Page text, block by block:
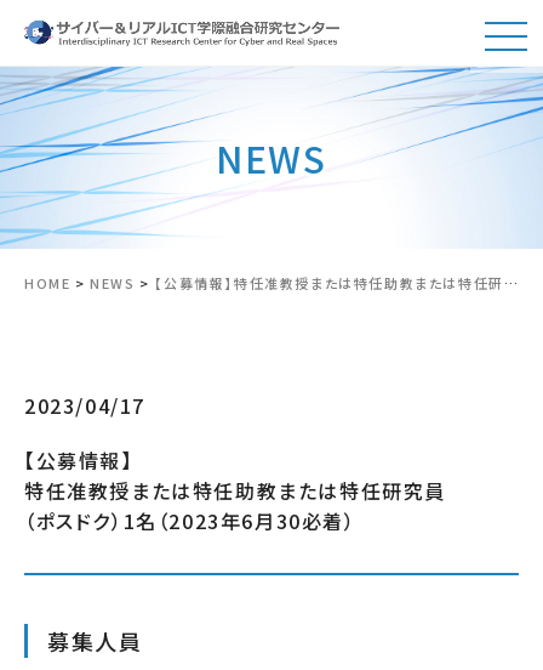
NEWS
HOME >NEWS > 【公募情報】特任准教授または特任助教または特任研究員（ポスドク）1名（2023年6月30必着）
2023/04/17
【公募情報】
特任准教授または特任助教または特任研究員
（ポスドク）1名（2023年6月30必着）
募集人員